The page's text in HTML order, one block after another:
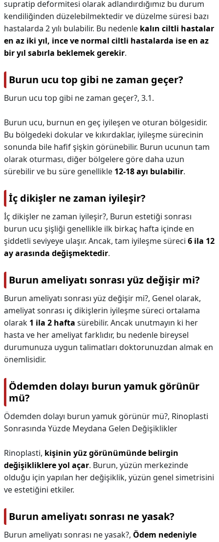
supratip deformitesi olarak adlandırdığımız bu durum
kendiliğinden düzelebilmektedir ve düzelme süresi bazı
hastalarda 2 yılı bulabilir. Bu nedenle kalın ciltli hastalar
en az iki yıl, ince ve normal ciltli hastalarda ise en az
bir yıl sabırla beklemek gerekir.
Burun ucu top gibi ne zaman geçer?
Burun ucu top gibi ne zaman geçer?, 3.1.
Burun ucu, burnun en geç iyileşen ve oturan bölgesidir.
Bu bölgedeki dokular ve kıkırdaklar, iyileşme sürecinin
sonunda bile hafif şişkin görünebilir. Burun ucunun tam
olarak oturması, diğer bölgelere göre daha uzun
sürebilir ve bu süre genellikle 12-18 ayı bulabilir.
İç dikişler ne zaman iyileşir?
İç dikişler ne zaman iyileşir?, Burun estetiği sonrası
burun ucu şişliği genellikle ilk birkaç hafta içinde en
şiddetli seviyeye ulaşır. Ancak, tam iyileşme süreci 6 ila 12
ay arasında değişmektedir.
Burun ameliyatı sonrası yüz değişir mi?
Burun ameliyatı sonrası yüz değişir mi?, Genel olarak,
ameliyat sonrası iç dikişlerin iyileşme süreci ortalama
olarak 1 ila 2 hafta sürebilir. Ancak unutmayın ki her
hasta ve her ameliyat farklıdır, bu nedenle bireysel
durumunuza uygun talimatları doktorunuzdan almak en
önemlisidir.
Ödemden dolayı burun yamuk görünür
mü?
Ödemden dolayı burun yamuk görünür mü?, Rinoplasti
Sonrasında Yüzde Meydana Gelen Değişiklikler
Rinoplasti, kişinin yüz görünümünde belirgin
değişikliklere yol açar. Burun, yüzün merkezinde
olduğu için yapılan her değişiklik, yüzün genel simetrisini
ve estetiğini etkiler.
Burun ameliyatı sonrası ne yasak?
Burun ameliyatı sonrası ne yasak?, Ödem nedeniyle